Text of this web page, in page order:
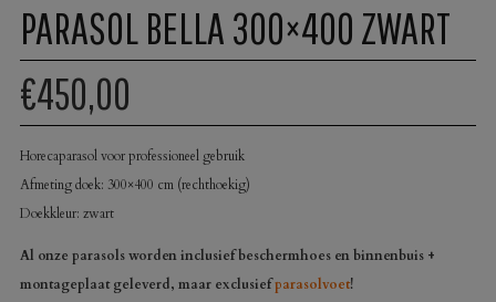
PARASOL BELLA 300×400 ZWART
€450,00
Horecaparasol voor professioneel gebruik
Afmeting doek: 300×400 cm (rechthoekig)
Doekkleur: zwart
Al onze parasols worden inclusief beschermhoes en binnenbuis +
montageplaat geleverd, maar exclusiefparasolvoet!